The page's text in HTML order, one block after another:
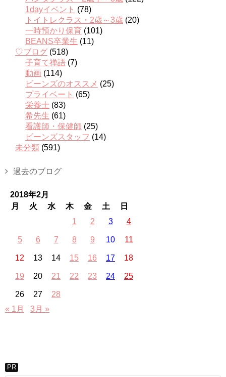
1dayイベント (78)
トイトレクラス・2歳～3歳 (20)
一時預かり保育 (101)
BEANS卒業生 (11)
♡ブログ (518)
子育て禅語 (7)
動画 (114)
ビーンズのオススメ (25)
プライベート (65)
栄養士 (83)
希先生 (61)
看護師・保健師 (25)
ビーンズスタッフ (14)
未分類 (591)
過去のブログ
2018年2月
月
火 水 木 金 土
日
1
2 3 4
5 6 7 8 9 10 11
12 13 14 15 16 17 18
19 20 21 22 23 24 25
26 27
28
« 1月
3月 »
PR